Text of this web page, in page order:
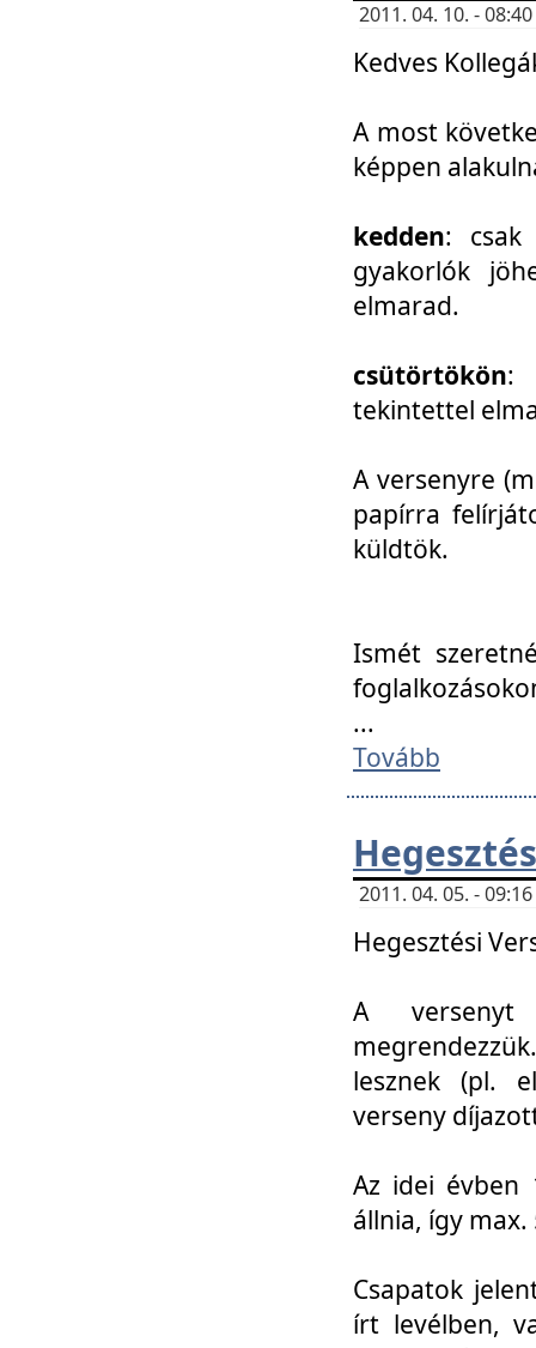
2011. 04. 10. -
Kedves
A most
képpen
kedden: csak
gyakorlók
elmarad.
csütörtökön:
tekintettel
A versenyre
papírra
küldtök.
Ismét
...
Tovább
2011. 04. 05. -
Hegesztési
A versenyt
lesznek (pl.
verseny
Az idei évben
állnia, így
Csapatok
írt levélben,